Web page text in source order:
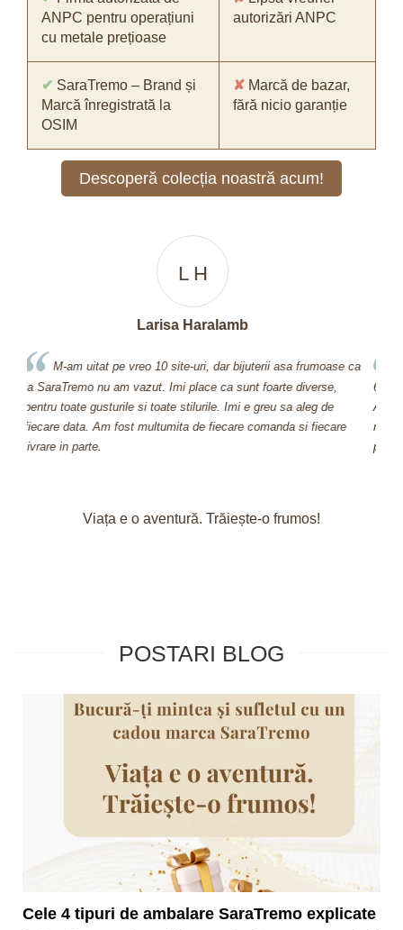
ANPC pentru operațiuni
cu metale prețioase
autorizări ANPC
✔ SaraTremo – Brand și
Marcă înregistrată la
OSIM
✘ Marcă de bazar,
fără nicio garanție
Descoperă colecția noastră acum!
A D
Apetri Dorina
Cand am descoperit acest site, am facut o comanda de
600 si ceva de lei din prima, deoarece nu m-am putut abtine.
Aveti bijuterii prea frumoase! Multumesc pentru bijuteria pe care
mi-ati oferit-o cadou, inseamna foarte mult pt mine ca stiti sa va
pretuiti clientii fideli!
Viața e o aventură. Trăiește-o frumos!
POSTARI BLOG
Cele 4 tipuri de ambalare SaraTremo explicate